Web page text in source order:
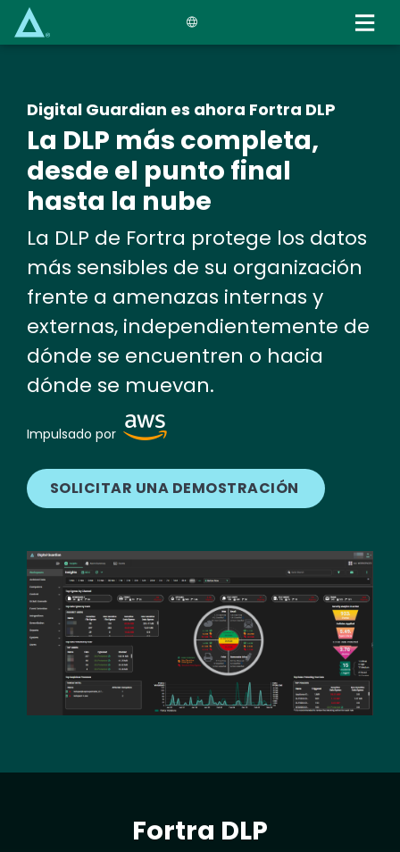
Digital Guardian es ahora Fortra DLP
La DLP más completa,
desde el punto final
hasta la nube
La DLP de Fortra protege los datos
más sensibles de su organización
frente a amenazas internas y
externas, independientemente de
dónde se encuentren o hacia
dónde se muevan.
Impulsado por Image
SOLICITAR UNA DEMOSTRACIÓN
Image
Fortra DLP